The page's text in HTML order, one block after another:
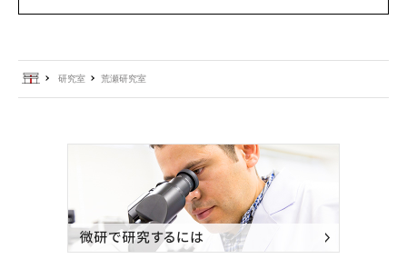
ホーム研究室 荒瀬研究室